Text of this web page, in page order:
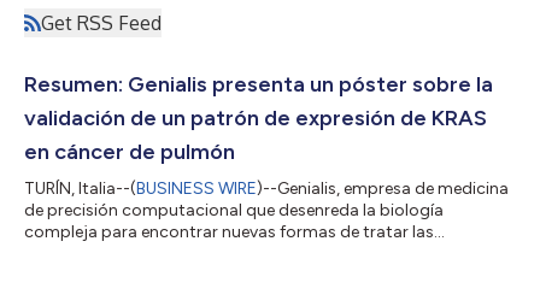
Get RSS Feed
Resumen: Genialis presenta un póster sobre la
validación de un patrón de expresión de KRAS
en cáncer de pulmón
TURÍN, Italia--(BUSINESS WIRE)--Genialis, empresa de medicina
de precisión computacional que desenreda la biología
compleja para encontrar nuevas formas de tratar las